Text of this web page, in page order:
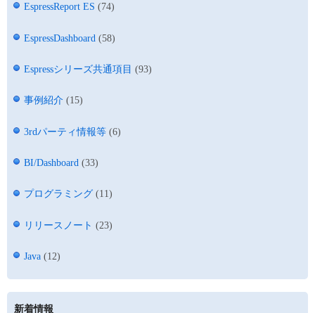
EspressReport ES (74)
EspressDashboard (58)
Espressシリーズ共通項目 (93)
事例紹介 (15)
3rdパーティ情報等 (6)
BI/Dashboard (33)
プログラミング (11)
リリースノート (23)
Java (12)
新着情報